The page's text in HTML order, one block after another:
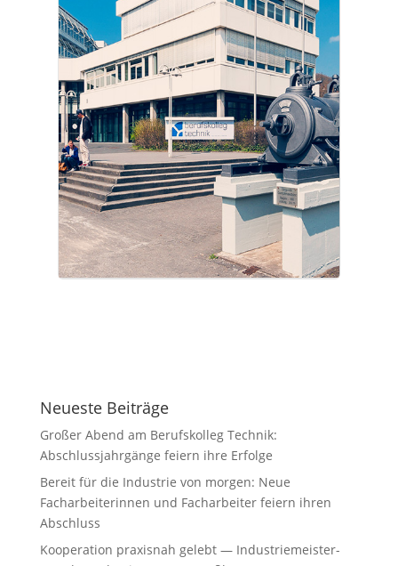
Neueste Beiträge
Großer Abend am Berufskolleg Technik:
Abschlussjahrgänge feiern ihre Erfolge
Bereit für die Industrie von morgen: Neue
Facharbeiterinnen und Facharbeiter feiern ihren
Abschluss
Kooperation praxisnah gelebt — Industriemeister-